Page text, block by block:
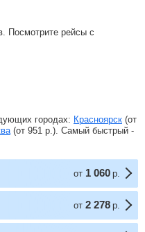
Посмотрите рейсы с
городах: Красноярск (от
(от 951 р. ). Самый быстрый -
от 1 060 р.
от 2 278 р.